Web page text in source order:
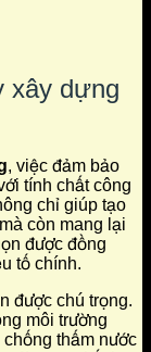
xây dựng
, việc đảm bảo
tính chất công
chỉ giúp tạo
còn mang lại
được đồng
tố chính.
được chú trọng.
môi trường
thấm nước